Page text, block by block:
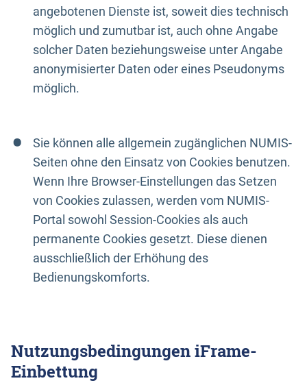
angebotenen Dienste ist, soweit dies technisch
möglich und zumutbar ist, auch ohne Angabe
solcher Daten beziehungsweise unter Angabe
anonymisierter Daten oder eines Pseudonyms
möglich.
Sie können alle allgemein zugänglichen NUMIS-
Seiten ohne den Einsatz von Cookies benutzen.
Wenn Ihre Browser-Einstellungen das Setzen
von Cookies zulassen, werden vom NUMIS-
Portal sowohl Session-Cookies als auch
permanente Cookies gesetzt. Diese dienen
ausschließlich der Erhöhung des
Bedienungskomforts.
Nutzungsbedingungen iFrame-
Einbettung